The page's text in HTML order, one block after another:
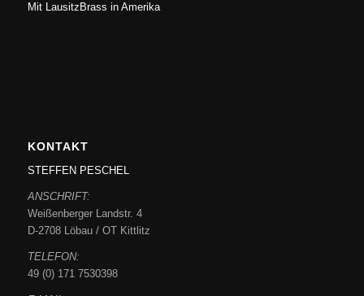
Mit LausitzBrass in Amerika
KONTAKT
STEFFEN PESCHEL
ANSCHRIFT:
Weißenberger Landstr. 4
D-2708 Löbau / OT Kittlitz
TELEFON:
49 (0) 171 7530398